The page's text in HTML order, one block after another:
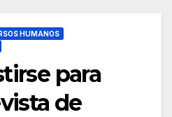
HUMANOS
para
de